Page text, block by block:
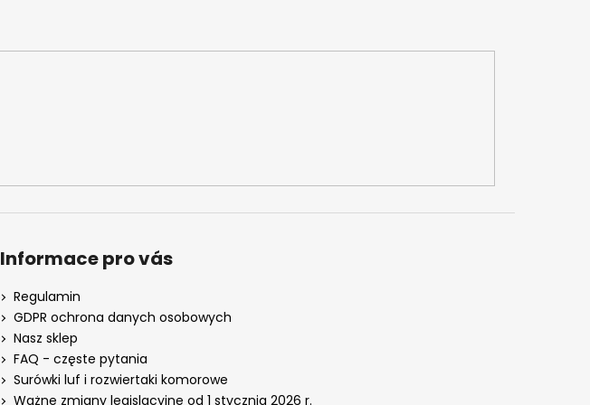
Informace pro vás
Regulamin
GDPR ochrona danych osobowych
Nasz sklep
FAQ - częste pytania
Surówki luf i rozwiertaki komorowe
Ważne zmiany legislacyjne od 1 stycznia 2026 r.